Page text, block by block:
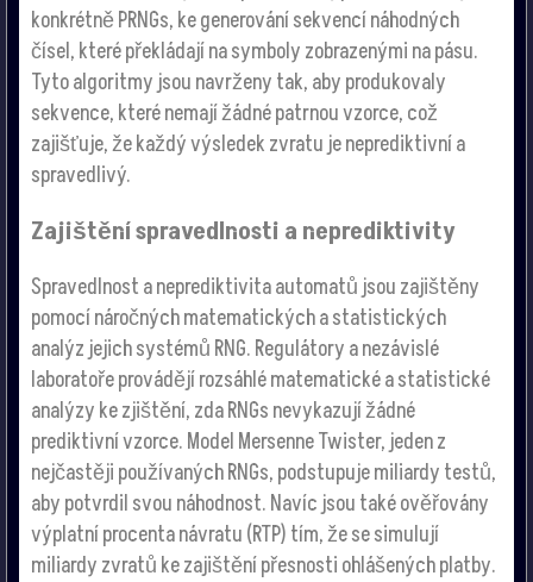
konkrétně PRNGs, ke generování sekvencí náhodných
čísel, které překládají na symboly zobrazenými na pásu.
Tyto algoritmy jsou navrženy tak, aby produkovaly
sekvence, které nemají žádné patrnou vzorce, což
zajišťuje, že každý výsledek zvratu je neprediktivní a
spravedlivý.
Zajištění spravedlnosti a neprediktivity
Spravedlnost a neprediktivita automatů jsou zajištěny
pomocí náročných matematických a statistických
analýz jejich systémů RNG. Regulátory a nezávislé
laboratoře provádějí rozsáhlé matematické a statistické
analýzy ke zjištění, zda RNGs nevykazují žádné
prediktivní vzorce. Model Mersenne Twister, jeden z
nejčastěji používaných RNGs, podstupuje miliardy testů,
aby potvrdil svou náhodnost. Navíc jsou také ověřovány
výplatní procenta návratu (RTP) tím, že se simulují
miliardy zvratů ke zajištění přesnosti ohlášených platby.